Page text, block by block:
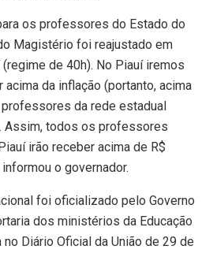
os professores do Estado do
Magistério foi reajustado em
(regime de 40h). No Piauí iremos
da inflação (portanto, acima
da rede estadual
Assim, todos os professores
irão receber acima de R$
o governador.
foi oficializado pelo Governo
dos ministérios da Educação
Diário Oficial da União de 29 de